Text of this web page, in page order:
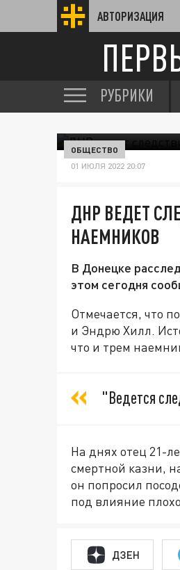
АВТОРИЗАЦИЯ
РУБРИКИ
ОБЩЕСТВО
01 ИЮЛЯ 2022 20:07
ДНР ВЕДЕТ
НАЕМНИКОВ
В Донецке
этом сегодня
Отмечается, что
и Эндрю Хилл.
что и трем
"Ведется
На днях отец 21-
смертной казни,
он попросил
под влияние
ДЗЕН